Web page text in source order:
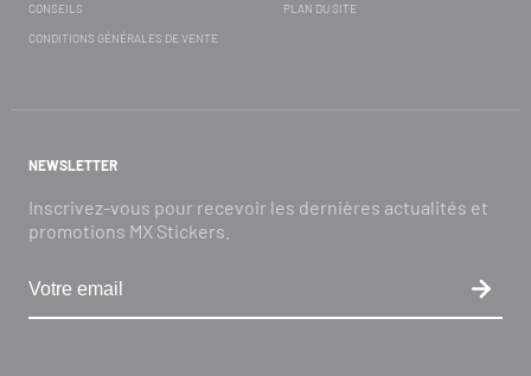
CONSEILS
CONDITIONS GÉNÉRALES DE VENTE
PLAN DU SITE
NEWSLETTER
Inscrivez-vous pour recevoir les dernières actualités et
promotions MX Stickers.